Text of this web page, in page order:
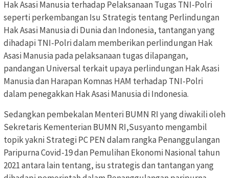
Hak Asasi Manusia terhadap Pelaksanaan Tugas TNI-Polri
seperti perkembangan Isu Strategis tentang Perlindungan
Hak Asasi Manusia di Dunia dan Indonesia, tantangan yang
dihadapi TNI-Polri dalam memberikan perlindungan Hak
Asasi Manusia pada pelaksanaan tugas dilapangan,
pandangan Universal terkait upaya perlindungan Hak Asasi
Manusia dan Harapan Komnas HAM terhadap TNI-Polri
dalam penegakkan Hak Asasi Manusia di Indonesia.
Sedangkan pembekalan Menteri BUMN RI yang diwakili oleh
Sekretaris Kementerian BUMN RI,Susyanto mengambil
topik yakni Strategi PC PEN dalam rangka Penanggulangan
Paripurna Covid-19 dan Pemulihan Ekonomi Nasional tahun
2021 antara lain tentang, isu strategis dan tantangan yang